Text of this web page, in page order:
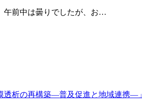
午前中は曇りでしたが、お…
析の再構築―普及促進と地域連携―